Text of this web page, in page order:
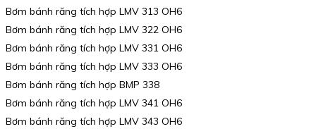
Bơm bánh răng tích hợp LMV 313 OH6
Bơm bánh răng tích hợp LMV 322 OH6
Bơm bánh răng tích hợp LMV 331 OH6
Bơm bánh răng tích hợp LMV 333 OH6
Bơm bánh răng tích hợp BMP 338
Bơm bánh răng tích hợp LMV 341 OH6
Bơm bánh răng tích hợp LMV 343 OH6